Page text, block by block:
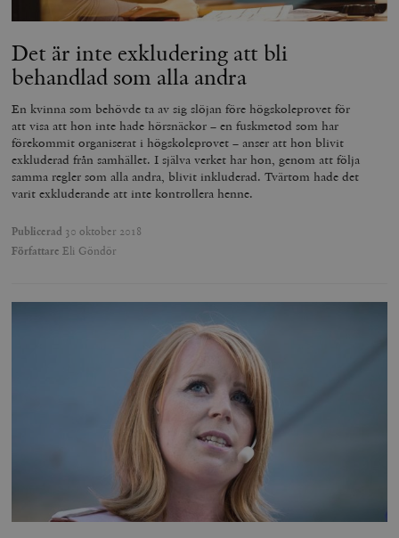
Det är inte exkludering att bli
behandlad som alla andra
En kvinna som behövde ta av sig slöjan före högskoleprovet för
att visa att hon inte hade hörsnäckor – en fuskmetod som har
förekommit organiserat i högskoleprovet – anser att hon blivit
exkluderad från samhället. I själva verket har hon, genom att följa
samma regler som alla andra, blivit inkluderad. Tvärtom hade det
varit exkluderande att inte kontrollera henne.
Publicerad 30 oktober 2018
Författare Eli Göndör